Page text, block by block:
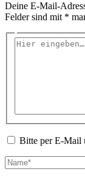
Deine E-Mail-
Felder sind mit *
Hier
Bitte per E-Mail
Name*